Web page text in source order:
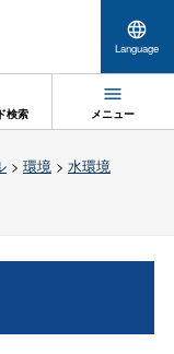
Language
検索 メニュー
> 環境> 水環境